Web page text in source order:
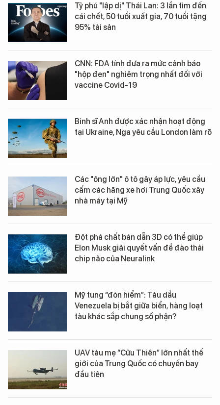
Tỷ phú "lập dị" Thái Lan: 3 lần tìm đến
cái chết, 50 tuổi xuất gia, 70 tuổi tặng
95% tài sản
CNN: FDA tính đưa ra mức cảnh báo
"hộp đen" nghiêm trọng nhất đối với
vaccine Covid-19
Binh sĩ Anh được xác nhận hoạt động
tại Ukraine, Nga yêu cầu London làm rõ
Các "ông lớn" ô tô gây áp lực, yêu cầu
cấm các hãng xe hơi Trung Quốc xây
nhà máy tại Mỹ
Đột phá chất bán dẫn 3D có thể giúp
Elon Musk giải quyết vấn đề đào thải
chip não của Neuralink
Mỹ tung “đòn hiểm”: Tàu dầu
Venezuela bị bắt giữa biển, hàng loạt
tàu khác sắp chung số phận?
UAV tàu mẹ “Cửu Thiên” lớn nhất thế
giới của Trung Quốc có chuyến bay
đầu tiên